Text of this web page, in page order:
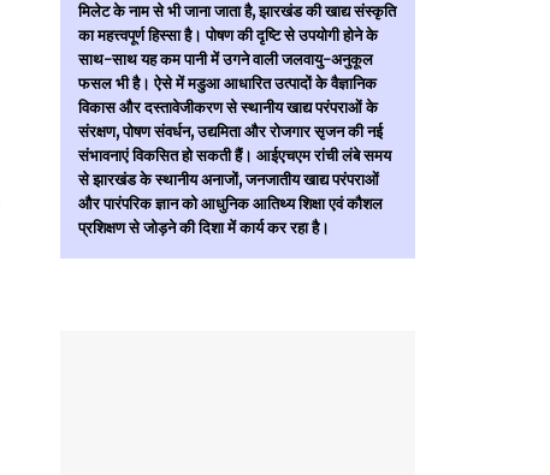
मिलेट के नाम से भी जाना जाता है, झारखंड की खाद्य संस्कृति
का महत्त्वपूर्ण हिस्सा है। पोषण की दृष्टि से उपयोगी होने के
साथ-साथ यह कम पानी में उगने वाली जलवायु-अनुकूल
फसल भी है। ऐसे में मडुआ आधारित उत्पादों के वैज्ञानिक
विकास और दस्तावेजीकरण से स्थानीय खाद्य परंपराओं के
संरक्षण, पोषण संवर्धन, उद्यमिता और रोजगार सृजन की नई
संभावनाएं विकसित हो सकती हैं। आईएचएम रांची लंबे समय
से झारखंड के स्थानीय अनाजों, जनजातीय खाद्य परंपराओं
और पारंपरिक ज्ञान को आधुनिक आतिथ्य शिक्षा एवं कौशल
प्रशिक्षण से जोड़ने की दिशा में कार्य कर रहा है।